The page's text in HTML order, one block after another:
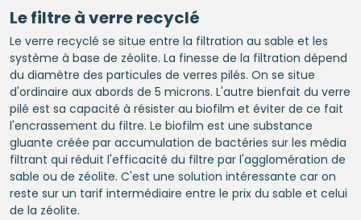
Le filtre à verre recyclé
Le verre recyclé se situe entre la filtration au sable et les
système à base de zéolite. La finesse de la filtration dépend
du diamètre des particules de verres pilés. On se situe
d'ordinaire aux abords de 5 microns. L'autre bienfait du verre
pilé est sa capacité à résister au biofilm et éviter de ce fait
l'encrassement du filtre. Le biofilm est une substance
gluante créée par accumulation de bactéries sur les média
filtrant qui réduit l'efficacité du filtre par l'agglomération de
sable ou de zéolite. C'est une solution intéressante car on
reste sur un tarif intermédiaire entre le prix du sable et celui
de la zéolite.